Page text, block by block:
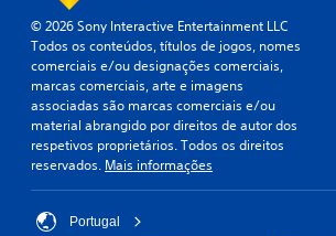
© 2026 Sony Interactive Entertainment LLC
Todos os conteúdos, títulos de jogos, nomes
comerciais e/ou designações comerciais,
marcas comerciais, arte e imagens
associadas são marcas comerciais e/ou
material abrangido por direitos de autor dos
respetivos proprietários. Todos os direitos
reservados. Mais informações
Portugal